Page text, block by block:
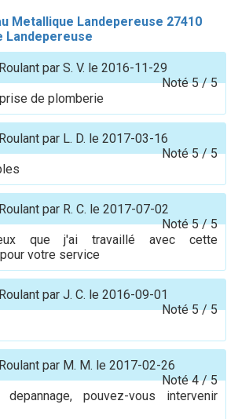
Metallique Landepereuse 27410
Landepereuse
par S. V. le 2016-11-29
Noté5/5
de plomberie
par L. D. le 2017-03-16
Noté5/5
par R. C. le 2017-07-02
Noté5/5
que j'ai travaillé avec cette
votre service
par J. C. le 2016-09-01
Noté5/5
par M. M. le 2017-02-26
Noté4/5
pouvez-vous intervenir